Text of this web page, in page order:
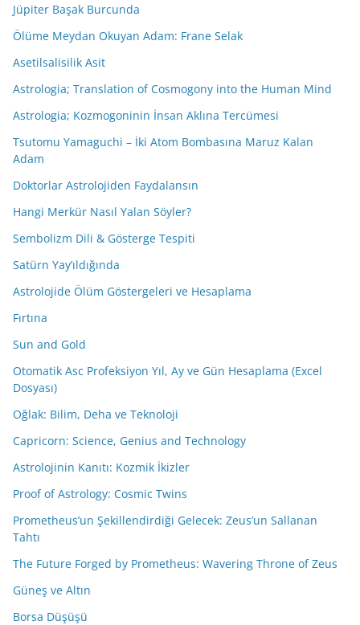
Jüpiter Başak Burcunda
Ölüme Meydan Okuyan Adam: Frane Selak
Asetilsalisilik Asit
Astrologia; Translation of Cosmogony into the Human Mind
Astrologia; Kozmogoninin İnsan Aklına Tercümesi
Tsutomu Yamaguchi – İki Atom Bombasına Maruz Kalan
Adam
Doktorlar Astrolojiden Faydalansın
Hangi Merkür Nasıl Yalan Söyler?
Sembolizm Dili & Gösterge Tespiti
Satürn Yay’ıldığında
Astrolojide Ölüm Göstergeleri ve Hesaplama
Fırtına
Sun and Gold
Otomatik Asc Profeksiyon Yıl, Ay ve Gün Hesaplama (Excel
Dosyası)
Oğlak: Bilim, Deha ve Teknoloji
Capricorn: Science, Genius and Technology
Astrolojinin Kanıtı: Kozmik İkizler
Proof of Astrology: Cosmic Twins
Prometheus’un Şekillendirdiği Gelecek: Zeus’un Sallanan
Tahtı
The Future Forged by Prometheus: Wavering Throne of Zeus
Güneş ve Altın
Borsa Düşüşü